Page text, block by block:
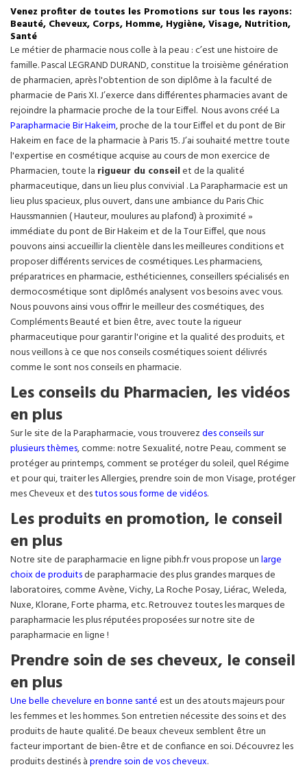
Venez profiter de toutes les Promotions sur tous les rayons:
Beauté, Cheveux, Corps, Homme, Hygiène, Visage, Nutrition,
Santé
Le métier de pharmacie nous colle à la peau : c’est une histoire de
famille. Pascal LEGRAND DURAND, constitue la troisième génération
de pharmacien, après l'obtention de son diplôme à la faculté de
pharmacie de Paris XI. J’exerce dans différentes pharmacies avant de
rejoindre la pharmacie proche de la tour Eiffel. Nous avons créé La
Parapharmacie Bir Hakeim, proche de la tourEiffelet du pont de Bir
Hakeim en face de la pharmacie à Paris 15. J’ai souhaité mettre toute
l'expertise en cosmétique acquise au cours de mon exercice de
Pharmacien, toute la rigueur du conseilet de la qualité
pharmaceutique, dans un lieu plus convivial . La Parapharmacie est un
lieu plus spacieux, plus ouvert, dans une ambiance du Paris Chic
Haussmannien ( Hauteur, moulures au plafond) à proximité »
immédiate du pont de Bir Hakeim et de la Tour Eiffel, que nous
pouvons ainsi accueillir la clientèle dans les meilleures conditions et
proposer différents services de cosmétiques. Les pharmaciens,
préparatrices en pharmacie, esthéticiennes, conseillers spécialisés en
dermocosmétique sont diplômés analysent vos besoins avec vous.
Nous pouvons ainsi vous offrir le meilleur des cosmétiques, des
Compléments Beauté et bien être, avec toute la rigueur
pharmaceutique pour garantir l'origine et la qualité des produits, et
nous veillons à ce que nos conseils cosmétiques soient délivrés
comme le sont nos conseils en pharmacie.
Les conseils du Pharmacien, les vidéos
en plus
Sur le site de la Parapharmacie, vous trouverezdes conseils sur
plusieurs thèmes, comme: notre Sexualité, notre Peau, comment se
protéger au printemps, comment se protéger du soleil, quel Régime
et pour qui, traiter les Allergies, prendre soin de mon Visage, protéger
mes Cheveux et destutos sous forme de vidéos.
Les produits en promotion, le conseil
en plus
Notre site de parapharmacie en ligne pibh.fr vous propose unlarge
choix de produitsde parapharmacie des plus grandes marques de
laboratoires, comme Avène, Vichy, La Roche Posay, Liérac, Weleda,
Nuxe, Klorane, Forte pharma, etc. Retrouvez toutes les marques de
parapharmacie les plus réputées proposées sur notre site de
parapharmacie en ligne !
Prendre soin de ses cheveux, le conseil
en plus
Une belle chevelure en bonne santéest un des atouts majeurs pour
les femmes et les hommes. Son entretien nécessite des soins et des
produits de haute qualité. De beaux cheveux semblent être un
facteur important de bien-être et de confiance en soi. Découvrez les
produits destinés àprendre soin de vos cheveux.